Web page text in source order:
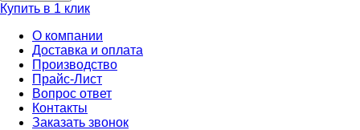
Купить в 1 клик
О компании
Доставка и оплата
Производство
Прайс-Лист
Вопрос ответ
Контакты
Заказать звонок